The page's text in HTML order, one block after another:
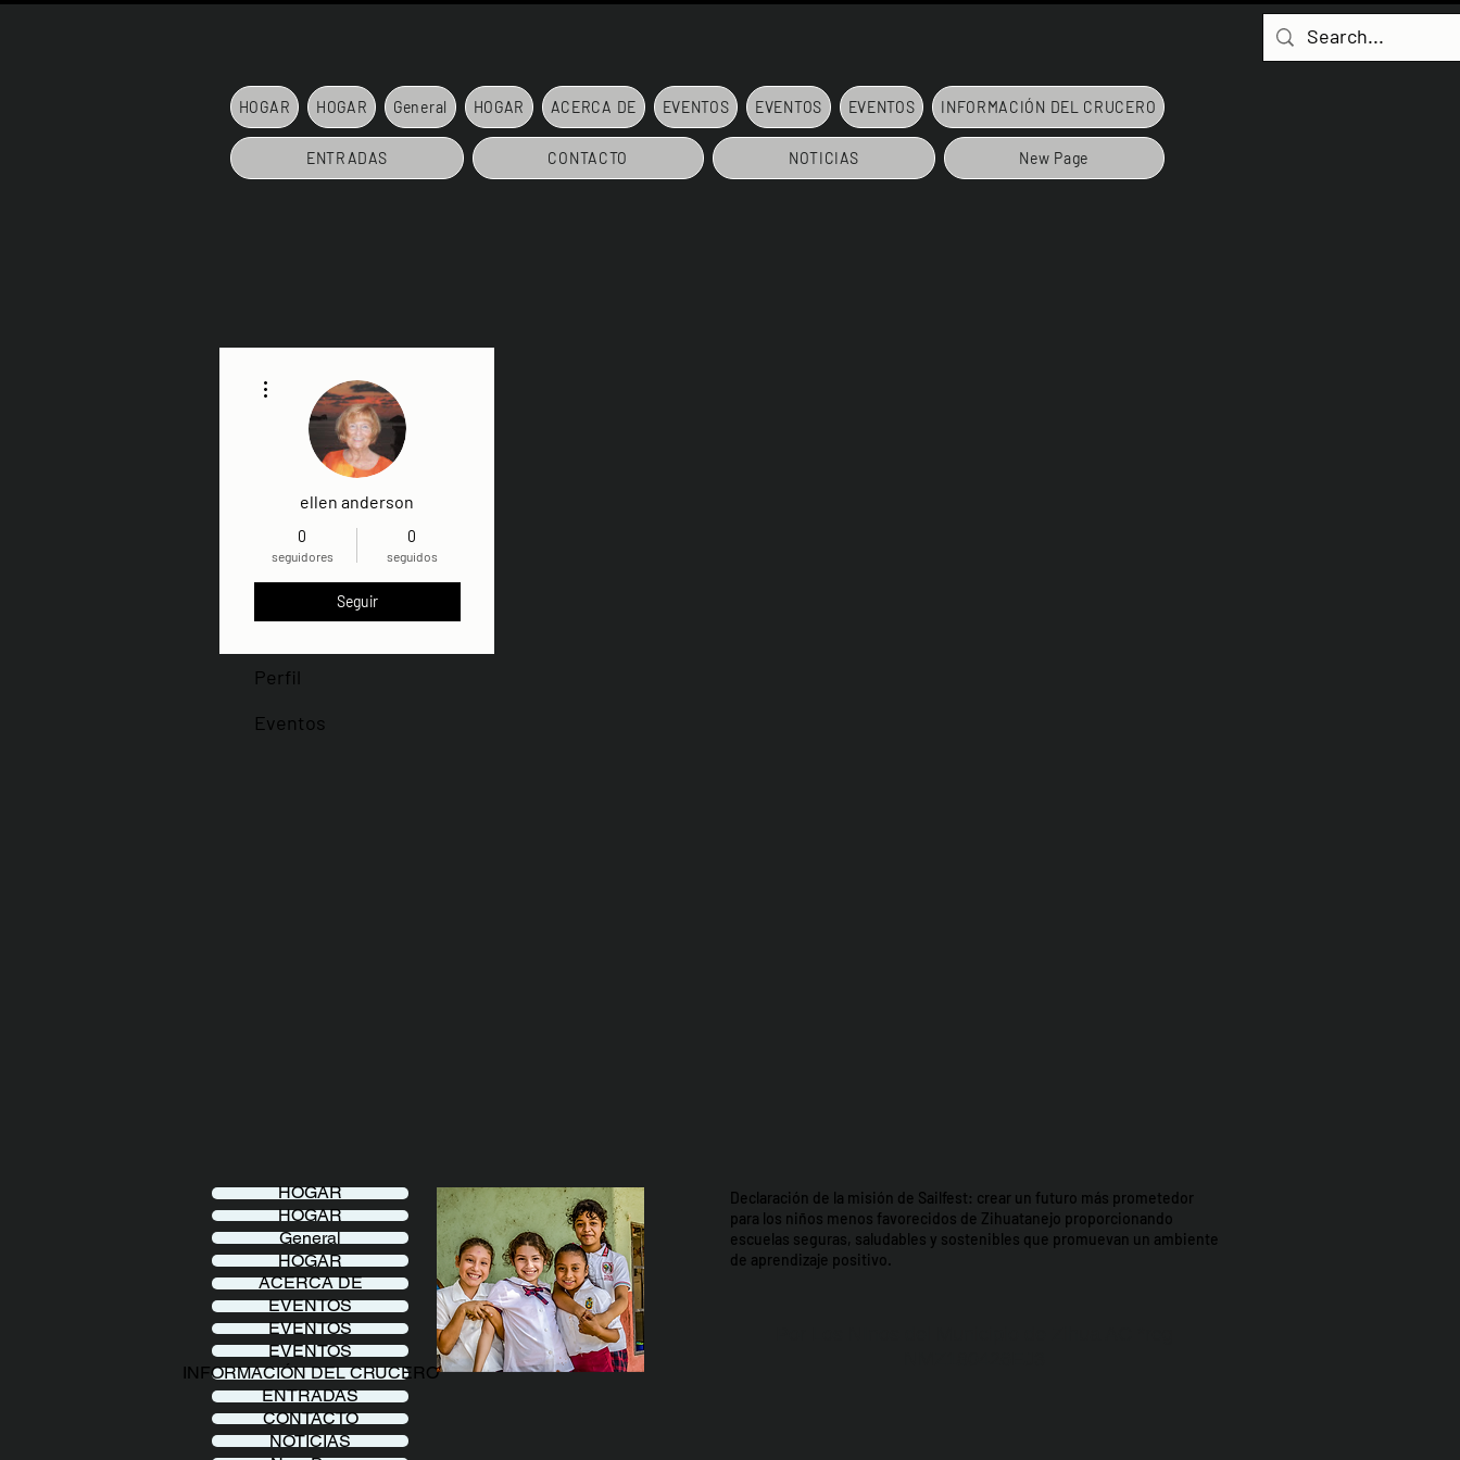
HOGAR HOGAR General HOGAR ACERCA DE EVENTOS EVENTOS EVENTOS INFORMACIÓN DEL CRUCERO
ENTRADAS CONTACTO NOTICIAS New Page
ellen anderson
0
seguidores
0
seguidos
Seguir
Perfil
Eventos
HOGAR
HOGAR
General
HOGAR
ACERCA DE
EVENTOS
EVENTOS
EVENTOS
INFORMACIÓN DEL CRUCERO
ENTRADAS
CONTACTO
NOTICIAS
Declaración de la misión de Sailfest: crear un futuro más prometedor
para los niños menos favorecidos de Zihuatanejo proporcionando
escuelas seguras, saludables y sostenibles que promuevan un ambiente
de aprendizaje positivo.